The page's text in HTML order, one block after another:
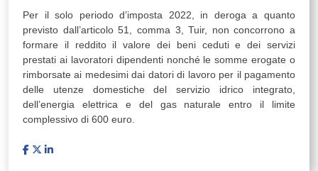
Per il solo periodo d’imposta 2022, in deroga a quanto
previsto dall’articolo 51, comma 3, Tuir, non concorrono a
formare il reddito il valore dei beni ceduti e dei servizi
prestati ai lavoratori dipendenti nonché le somme erogate o
rimborsate ai medesimi dai datori di lavoro per il pagamento
delle utenze domestiche del servizio idrico integrato,
dell’energia elettrica e del gas naturale entro il limite
complessivo di 600 euro.